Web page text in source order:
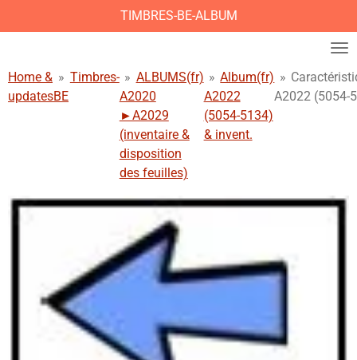
direct
de
hoofdinhoud
TIMBRES-BE-ALBUM
Home &
updates
» Timbres-
BE
» ALBUMS(fr)
A2020
►A2029
(inventaire &
disposition
des feuilles)
» Album(fr)
A2022
(5054-5134)
& invent.
»
A2022 (5054-